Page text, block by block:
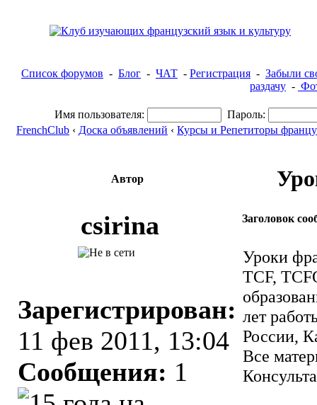
Список форумов - Блог - ЧАТ - Регистрация - Забыли
раздачу -
Имя пользователя:
Пароль:
FrenchClub ‹ Доска объявлений ‹ Курсы и Репетиторы
Автор
csirina Заголовок
Зарегистрирован:
11 фев 2011, 13:04
Сообщения: 1
Уроки
TCF,
лет
России,
Все